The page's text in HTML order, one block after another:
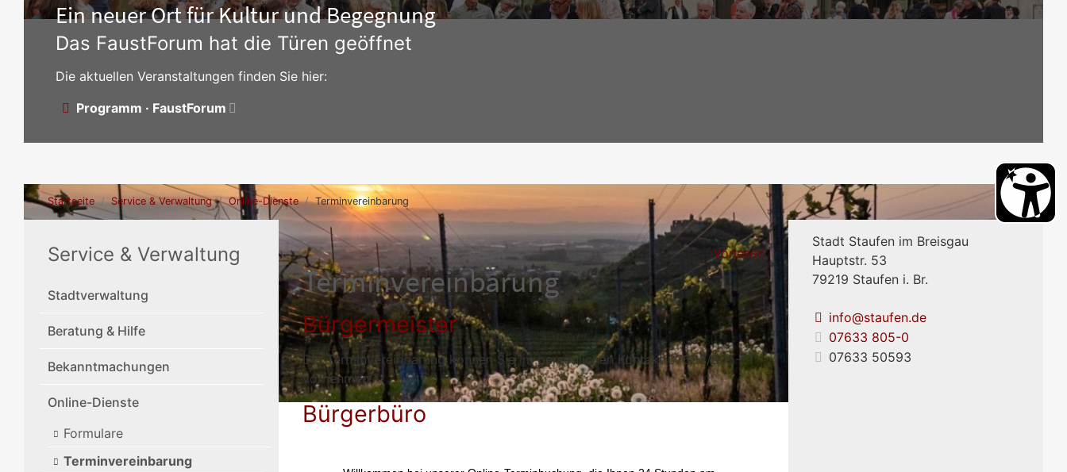
Ein neuer Ort für Kultur und Begegnung
Das FaustForum hat die Türen geöffnet
Die aktuellen Veranstaltungen finden Sie hier:
Programm · FaustForum
Startseite Service & Verwaltung Online-Dienste Terminvereinbarung
Service & Verwaltung
Stadtverwaltung
Beratung & Hilfe
Bekanntmachungen
Online-Dienste
Formulare
Terminvereinbarung
Vorlesen
Terminvereinbarung
Bürgermeister
Die Terminvereinbarung können Sie im persönlichen Kontakt 07633/805-21
vornehmen.
Bürgerbüro
Stadt Staufen im Breisgau
Hauptstr. 53
79219 Staufen i. Br.
info@staufen.de
07633 805-0
07633 50593